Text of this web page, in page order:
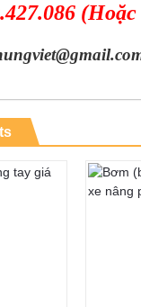
(Hoặc